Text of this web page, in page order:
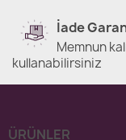
İade
Memnun
kullanabilirsiniz
ÜRÜNLER